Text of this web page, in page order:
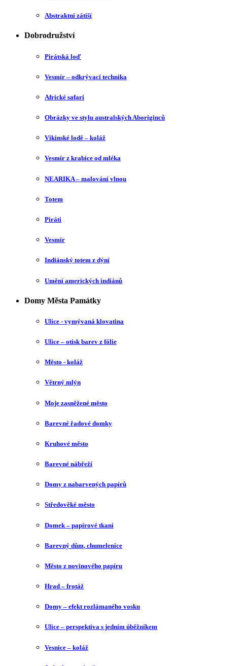
Abstraktní zátiší
Dobrodružství
Pirátská loď
Vesmír – odkrývací technika
Africké safari
Obrázky ve stylu australských Aboriginců
Vikinské lodě – koláž
Vesmír z krabice od mléka
NEARIKA – malování vlnou
Totem
Piráti
Vesmír
Indiánský totem z dýní
Umění amerických indiánů
Domy Města Památky
Ulice - vymývaná klovatina
Ulice – otisk barev z fólie
Město - koláž
Větrný mlýn
Moje zasněžené město
Barevné řadové domky
Kruhové město
Barevné nábřeží
Domy z nabarvených papírů
Středověké město
Domek – papírové tkaní
Barevný dům, chumelenice
Město z novinového papíru
Hrad – frotáž
Domy – efekt rozlámaného vosku
Ulice – perspektiva s jedním úběžníkem
Vesnice – koláž